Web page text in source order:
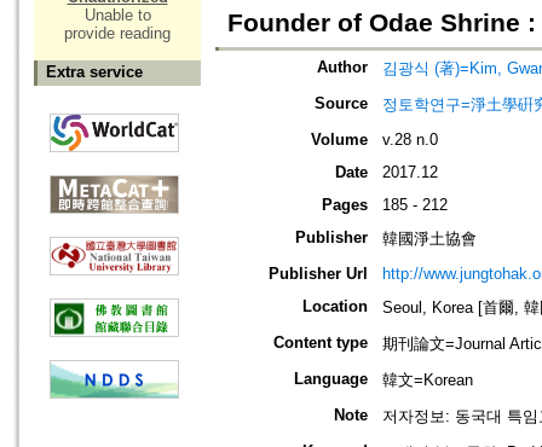
Unable to
provide reading
Extra service
Founder of Odae Shrine
Author
김광식 (著)=Kim,
Source
정토학연구=淨土學硏
Volume
v.28 n.0
Date
2017.12
Pages
185 - 212
Publisher
韓國淨土協會
Publisher Url
http://
Location
Seoul, Korea [首爾,
Content type
期刊論文=Journal
Language
韓文=Korean
Note
저자정보: 동국대 특